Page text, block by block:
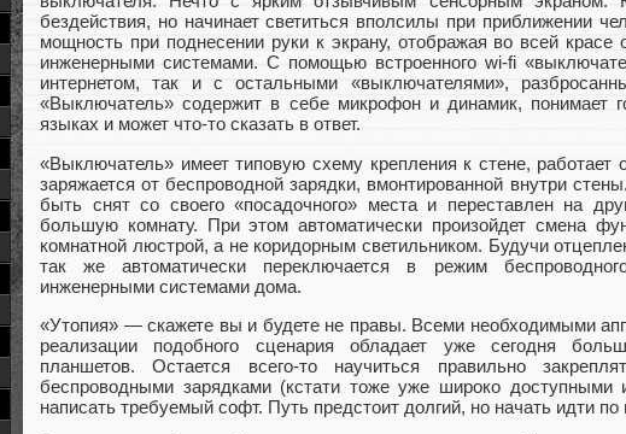
бездействия, но начинает светиться вполсилы при приближении
мощность при поднесении руки к экрану, отображая во всей красе
инженерными системами. С помощью встроенного wi-fi
интернетом, так и с остальными «выключателями»,
«Выключатель» содержит в себе микрофон и динамик, понимает
языках и может что-то сказать в ответ.
«Выключатель» имеет типовую схему крепления к стене, работает
заряжается от беспроводной зарядки, вмонтированной внутри
быть снят со своего «посадочного» места и переставлен на
большую комнату. При этом автоматически произойдет смена
комнатной люстрой, а не коридорным светильником. Будучи
так же автоматически переключается в режим
инженерными системами дома.
«Утопия» — скажете вы и будете не правы. Всеми необходимыми
реализации подобного сценария обладает уже сегодня
планшетов. Остается всего-то научиться правильно
беспроводными зарядками (кстати тоже уже широко доступными
написать требуемый софт. Путь предстоит долгий, но начать идти